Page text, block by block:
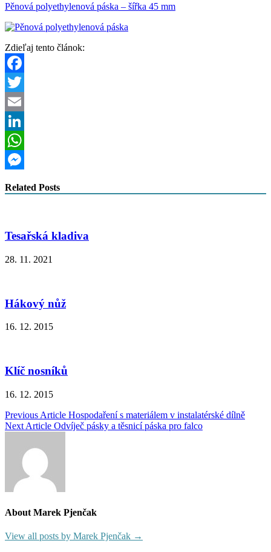
Pěnová polyethylenová páska – šířka 45 mm
Zdieľaj tento článok:
Facebook
Twitter
Email
LinkedIn
WhatsApp
Related Posts
Tesařská kladiva
28. 11. 2021
Hákový nůž
16. 12. 2015
Klíč nosníků
16. 12. 2015
Navigace
pro
příspěvek
Previous Article Hospodaření s materiálem v instalatérské dílně
Next Article Odvíječ pásky a těsnicí páska pro falco
About Marek Pjenčak
View all posts by Marek Pjenčak →